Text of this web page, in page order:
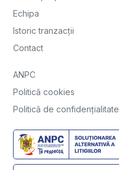
Echipa
Istoric tranzacții
Contact
ANPC
Politică cookies
Politică de confidențialitate